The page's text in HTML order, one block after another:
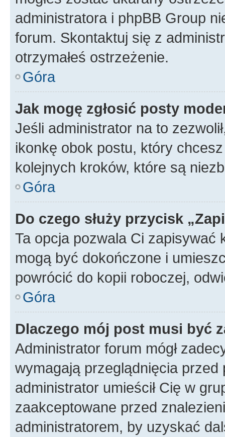
administratora i phpBB Group
forum. Skontaktuj się z
otrzymałeś ostrzeżenie.
Góra
Jak mogę zgłosić posty
Jeśli administrator na to
ikonkę obok postu, który
kolejnych kroków, które są
Góra
Do czego służy przycisk
Ta opcja pozwala Ci zapisywać
mogą być dokończone i
powrócić do kopii roboczej,
Góra
Dlaczego mój post musi być
Administrator forum mógł
wymagają przeglądnięcia
administrator umieścił Cię w
zaakceptowane przed
administratorem, by uzyskać